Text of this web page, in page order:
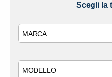
Scegli la